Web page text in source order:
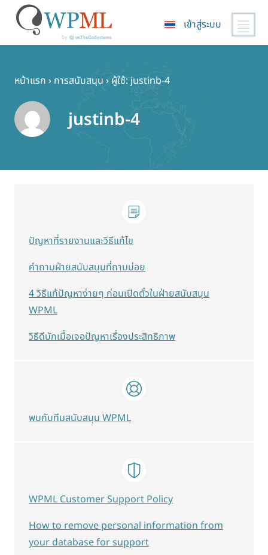
หลัก
เข้าสู่ระบบ
หน้าแรก › การสนับสนุน › ผู้ใช้: justinb-4
justinb-4
ปัญหาที่รายงานและวิธีแก้ไข
คำถามฝ่ายสนับสนุนที่ถามบ่อย
4 วิธีแก้ปัญหาง่ายๆ ก่อนเปิดตั๋วในฝ่ายสนับสนุน
WPML
วิธีดีบักเมื่อเจอปัญหาเรื่องประสิทธิภาพ
พบกับทีมสนับสนุน WPML
WPML Customer Support Policy
How to remove personal information from
your database for support